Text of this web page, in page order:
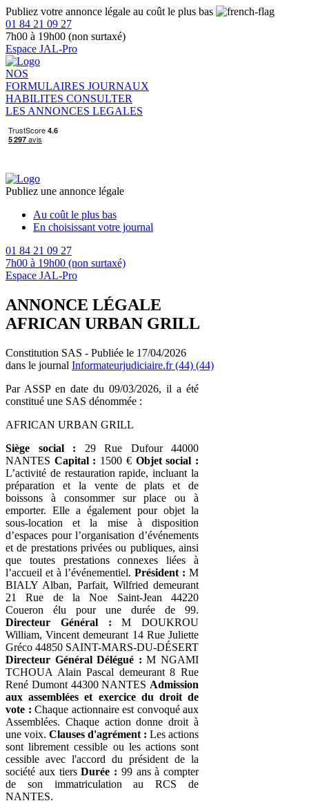
Publiez votre annonce légale au coût le plus bas
01 84 21 09 27
7h00 à 19h00 (non surtaxé)
Espace JAL-Pro
NOS
FORMULAIRES JOURNAUX
HABILITES CONSULTER
LES ANNONCES LEGALES
Publiez une annonce légale
Au coût le plus bas
En choisissant votre journal
01 84 21 09 27
7h00 à 19h00 (non surtaxé)
Espace JAL-Pro
ANNONCE LÉGALE
AFRICAN URBAN GRILL
Constitution SAS - Publiée le 17/04/2026
dans le journal Informateurjudiciaire.fr (44) (44)
Par ASSP en date du 09/03/2026, il a été
constitué une SAS dénommée :
AFRICAN URBAN GRILL
Siège social : 29 Rue Dufour 44000
NANTES Capital : 1500 € Objet social :
L’activité de restauration rapide, incluant la
préparation et la vente de plats et de
boissons à consommer sur place ou à
emporter. Elle a également pour objet la
sous‑location et la mise à disposition
d’espaces pour l’organisation d’événements
et de prestations privées ou publiques, ainsi
que toutes prestations connexes liées à
l’accueil et à l’événementiel. Président : M
BIALY Alban, Parfait, Wilfried demeurant
21 Rue de la Noe Saint-Jean 44220
Coueron élu pour une durée de 99.
Directeur Général : M DOUKROU
William, Vincent demeurant 14 Rue Juliette
Gréco 44850 SAINT-MARS-DU-DÉSERT
Directeur Général Délégué : M NGAMI
TCHOUA Alain Pascal demeurant 8 Rue
René Dumont 44300 NANTES Admission
aux assemblées et exercice du droit de
vote : Chaque actionnaire est convoqué aux
Assemblées. Chaque action donne droit à
une voix. Clauses d'agrément : Les actions
sont librement cessible ou les actions sont
cessible avec l'accord du président de la
société aux tiersDurée : 99 ans à compter
de son immatriculation au RCS de
NANTES.